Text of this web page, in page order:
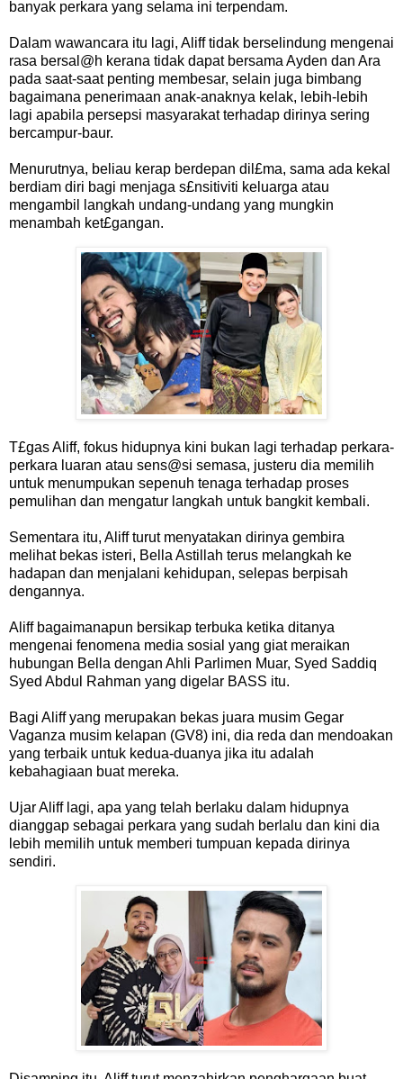
banyak perkara yang selama ini terpendam.
Dalam wawancara itu lagi, Aliff tidak berselindung mengenai
rasa bersal@h kerana tidak dapat bersama Ayden dan Ara
pada saat-saat penting membesar, selain juga bimbang
bagaimana penerimaan anak-anaknya kelak, lebih-lebih
lagi apabila persepsi masyarakat terhadap dirinya sering
bercampur-baur.
Menurutnya, beliau kerap berdepan dil£ma, sama ada kekal
berdiam diri bagi menjaga s£nsitiviti keluarga atau
mengambil langkah undang-undang yang mungkin
menambah ket£gangan.
T£gas Aliff, fokus hidupnya kini bukan lagi terhadap perkara-
perkara luaran atau sens@si semasa, justeru dia memilih
untuk menumpukan sepenuh tenaga terhadap proses
pemulihan dan mengatur langkah untuk bangkit kembali.
Sementara itu, Aliff turut menyatakan dirinya gembira
melihat bekas isteri, Bella Astillah terus melangkah ke
hadapan dan menjalani kehidupan, selepas berpisah
dengannya.
Aliff bagaimanapun bersikap terbuka ketika ditanya
mengenai fenomena media sosial yang giat meraikan
hubungan Bella dengan Ahli Parlimen Muar, Syed Saddiq
Syed Abdul Rahman yang digelar BASS itu.
Bagi Aliff yang merupakan bekas juara musim Gegar
Vaganza musim kelapan (GV8) ini, dia reda dan mendoakan
yang terbaik untuk kedua-duanya jika itu adalah
kebahagiaan buat mereka.
Ujar Aliff lagi, apa yang telah berlaku dalam hidupnya
dianggap sebagai perkara yang sudah berlalu dan kini dia
lebih memilih untuk memberi tumpuan kepada dirinya
sendiri.